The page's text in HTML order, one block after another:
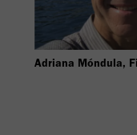
Adriana Móndula,